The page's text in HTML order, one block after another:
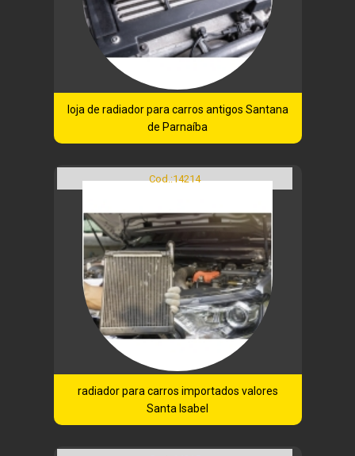
loja de radiador para carros antigos Santana
de Parnaíba
Cod.:14214
radiador para carros importados valores
Santa Isabel